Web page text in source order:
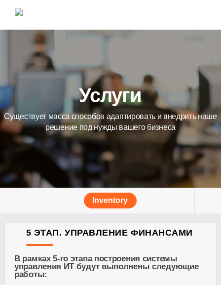
Услуги
Существует масса способов адаптировать и внедрить наше
решение под нужды вашего бизнеса
Inventory
5 ЭТАП. УПРАВЛЕНИЕ ФИНАНСАМИ
В рамках 5-го этапа построения системы
управления ИТ будут выполнены следующие
работы: